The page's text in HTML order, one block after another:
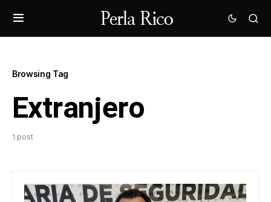
Browsing Tag
Extranjero
1 post